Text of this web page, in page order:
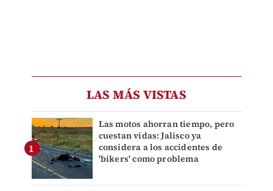
LAS MÁS VISTAS
Las motos ahorran tiempo, pero
cuestan vidas: Jalisco ya
considera a los accidentes de
'bikers' como problema